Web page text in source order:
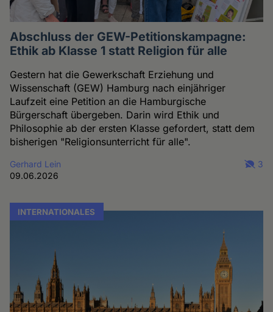
Abschluss der GEW-Petitionskampagne:
Ethik ab Klasse 1 statt Religion für alle
Gestern hat die Gewerkschaft Erziehung und
Wissenschaft (GEW) Hamburg nach einjähriger
Laufzeit eine Petition an die Hamburgische
Bürgerschaft übergeben. Darin wird Ethik und
Philosophie ab der ersten Klasse gefordert, statt dem
bisherigen "Religionsunterricht für alle".
Gerhard Lein
09.06.2026
3
INTERNATIONALES